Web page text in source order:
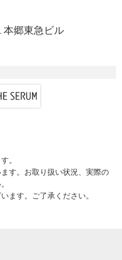
本郷東急ビル
。
す。お取り扱い状況、実際の
ます。ご了承ください。